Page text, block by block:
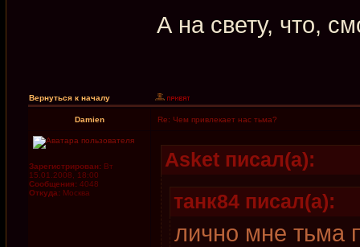
А на свету, что,
Вернуться к началу
Damien Re: Чем привлекает нас тьма?
Зарегистрирован: Вт
15.01.2008, 18:00
Сообщения: 4048
Откуда: Москва
Asket писал(а):
танк84 писал(а):
лично мне тьма